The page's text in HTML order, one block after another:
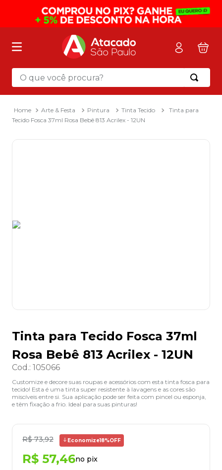
O que você procura?
Arte & Festa Pintura Tinta Tecido
Tinta para
Tecido Fosca 37ml Rosa Bebê 813 Acrilex - 12UN
Tinta para Tecido Fosca 37ml
Rosa Bebê 813 Acrilex - 12UN
Cod.: 105066
Customize e decore suas roupas e acessórios com esta tinta fosca para
tecido! Esta é uma tinta super resistente à lavagens e as cores são
miscíveis entre si. Sua aplicação pode ser feita com pincel ou esponja,
e têm fixação a frio. Ideal para suas pinturas!
R$ 73,92 Economize18%OFF
R$ 57,46no pix
Termos mais buscados
mochila
2º sacola
3º papel toalha